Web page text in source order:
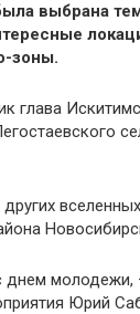
выбрана
зоны.
глава
молодежи,
Юрий